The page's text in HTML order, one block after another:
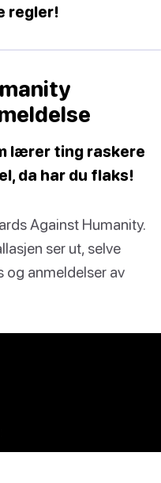
regler!
lærer ting raskere
da har du flaks!
Against Humanity.
ser ut, selve
og anmeldelser av